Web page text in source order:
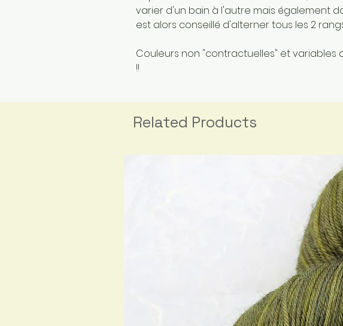
varier d'un bain à l'autre mais également
est alors conseillé d'alterner tous les 2
Couleurs non "contractuelles" et variables
!!
Related Products